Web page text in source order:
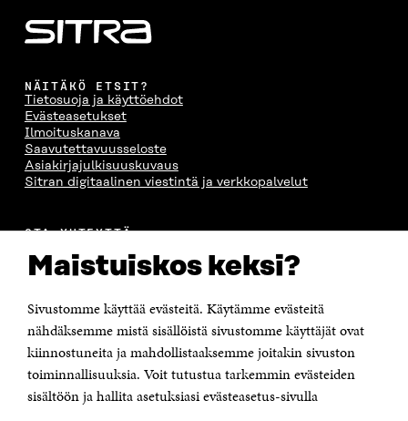
Maistuiskos keksi?
Sivustomme käyttää evästeitä. Käytämme evästeitä
nähdäksemme mistä sisällöistä sivustomme käyttäjät ovat
kiinnostuneita ja mahdollistaaksemme joitakin sivuston
toiminnallisuuksia. Voit tutustua tarkemmin evästeiden
sisältöön ja hallita asetuksiasi evästeasetus-sivulla
NÄITÄKÖ ETSIT?
Tietosuoja ja käyttöehdot
Evästeasetukset
Ilmoituskanava
Saavutettavuusseloste
Asiakirjajulkisuuskuvaus
Sitran digitaalinen viestintä ja verkkopalvelut
OTA YHTEYTTÄ
Itämerenkatu 11-13, PL 160,
00181 Helsinki
Puhelin +358 294 618 991
Sähköpostiosoite
Saapumisohjeet
Y-tunnus 0202132-3